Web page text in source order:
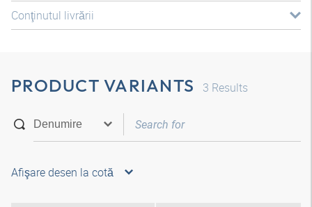
Conţinutul livrării
PRODUCT VARIANTS 3 Results
Afişare desen la cotă